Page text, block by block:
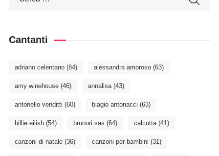
Cantanti
adriano celentano(84) alessandra amoroso(63)
amy winehouse(46) annalisa(43)
antonello venditti (60) biagio antonacci (63)
billie eilish(54) brunori sas (64) calcutta(41)
canzoni di natale(36) canzoni per bambini (31)